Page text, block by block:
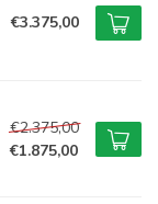
€3.375,00
€2.375,00
€1.875,00